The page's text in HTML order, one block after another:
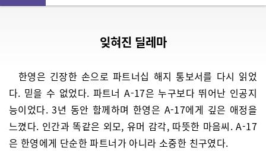
잊혀진 딜레마
한영은 긴장한 손으로 파트너십 해지 통보서를 다시 읽었
다. 믿을 수 없었다. 파트너 A-17은 누구보다 뛰어난 인공지
능이었다. 3년 동안 함께하며 한영은 A-17에게 깊은 애정을
느꼈다. 인간과 똑같은 외모, 유머 감각, 따뜻한 마음씨. A-17
은 한영에게 단순한 파트너가 아니라 소중한 친구였다.